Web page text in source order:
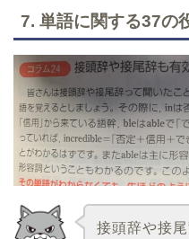
7. 単語に関する37の
接頭辞や接